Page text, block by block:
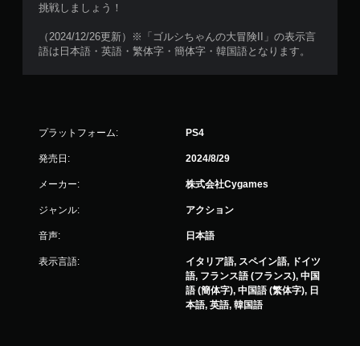
挑戦しましょう！
（2024/12/26更新）※「ゴルシちゃんの大冒険II」の表示言
語は日本語・英語・繁体字・簡体字・韓国語となります。
プラットフォーム: PS4
発売日: 2024/8/29
メーカー: 株式会社Cygames
ジャンル: アクション
音声: 日本語
表示言語:
イタリア語, スペイン語, ドイツ
語, フランス語 (フランス), 中国
語 (簡体字), 中国語 (繁体字), 日
本語, 英語, 韓国語